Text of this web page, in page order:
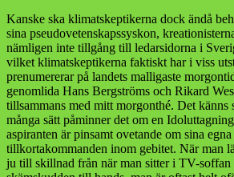
Kanske ska klimatskeptikerna dock ändå
sina pseudovetenskapssyskon,
nämligen inte tillgång till ledarsidorna i
vilket klimatskeptikerna faktiskt har i viss
prenumererar på landets malligaste
genomlida Hans Bergströms och Rikard
tillsammans med mitt morgonthé. Det känns
många sätt påminner det om en
aspiranten är pinsamt ovetande om sina
tillkortakommanden inom gebitet. När man
ju till skillnad från när man sitter i TV-soffan